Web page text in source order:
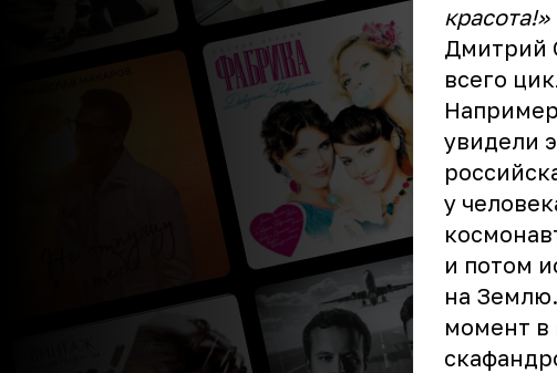
красота!»
Дмитрий
всего
увидели
у
и потом
на
момент в